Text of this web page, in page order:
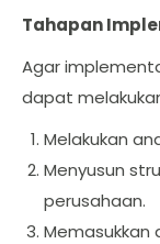
Tahapan
Agar
dapat
Melakukan
Menyusun
perusahaan.
Memasukkan